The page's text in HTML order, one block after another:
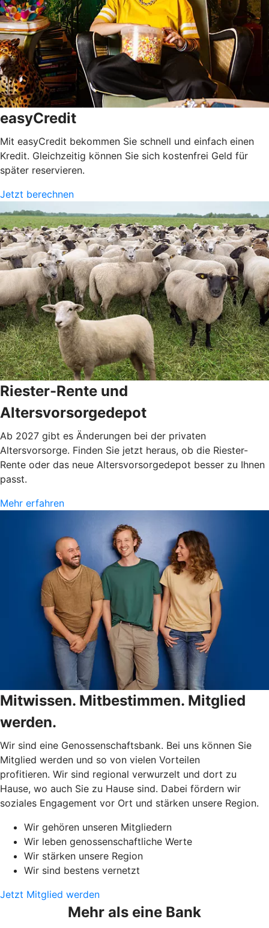
easyCredit
Mit easyCredit bekommen Sie schnell und einfach einen
Kredit. Gleichzeitig können Sie sich kostenfrei Geld für
später reservieren.
Jetzt berechnen
Riester-Rente und
Altersvorsorgedepot
Ab 2027 gibt es Änderungen bei der privaten
Altersvorsorge. Finden Sie jetzt heraus, ob die Riester-
Rente oder das neue Altersvorsorgedepot besser zu Ihnen
passt.
Mehr erfahren
Mitwissen. Mitbestimmen. Mitglied
werden.
Wir sind eine Genossenschaftsbank. Bei uns können Sie
Mitglied werden und so von vielen Vorteilen
profitieren. Wir sind regional verwurzelt und dort zu
Hause, wo auch Sie zu Hause sind. Dabei fördern wir
soziales Engagement vor Ort und stärken unsere Region.
Wir gehören unseren Mitgliedern
Wir leben genossenschaftliche Werte
Wir stärken unsere Region
Wir sind bestens vernetzt
Jetzt Mitglied werden
Mehr als eine Bank